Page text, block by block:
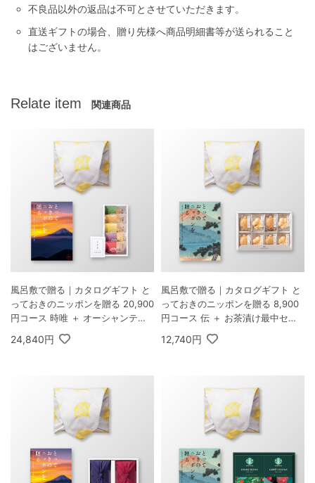
不良品以外の返品は不可とさせていただきます。
直送ギフトの場合、贈り先様へ商品明細書等が送られること
はございません。
Relate item 関連商品
風呂敷で贈る｜カタログギフト と
っておきのニッポンを贈る 20,900
円コース 時唯 ＋ オーシャンテー
ル 極バームセット A
24,840円
風呂敷で贈る｜カタログギフト と
っておきのニッポンを贈る 8,900
円コース 伝 ＋ お茶漬け最中セッ
12,740円